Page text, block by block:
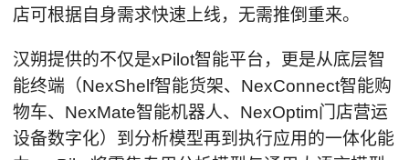
店可根据自身需求快速上线，无需推倒重来。
汉朔提供的不仅是xPilot智能平台，更是从底层智
能终端（NexShelf智能货架、NexConnect智能购
物车、NexMate智能机器人、NexOptim门店营运
设备数字化）到分析模型再到执行应用的一体化能